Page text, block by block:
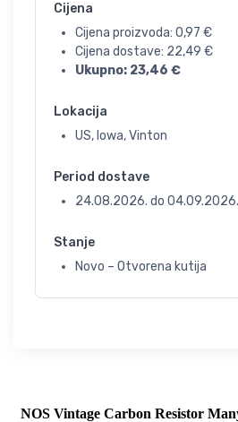
Cijena
Cijena proizvoda: 0,97 €
Cijena dostave: 22,49 €
Ukupno: 23,46 €
Lokacija
US, Iowa, Vinton
Period dostave
24.08.2026. do 04.09.2026.
Stanje
Novo – Otvorena kutija